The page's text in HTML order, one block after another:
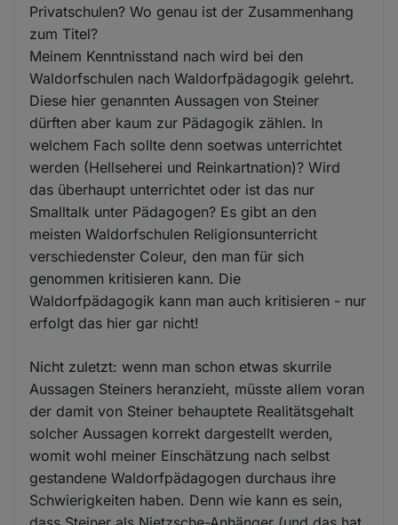
Privatschulen? Wo genau ist der Zusammenhang
zum Titel?
Meinem Kenntnisstand nach wird bei den
Waldorfschulen nach Waldorfpädagogik gelehrt.
Diese hier genannten Aussagen von Steiner
dürften aber kaum zur Pädagogik zählen. In
welchem Fach sollte denn soetwas unterrichtet
werden (Hellseherei und Reinkartnation)? Wird
das überhaupt unterrichtet oder ist das nur
Smalltalk unter Pädagogen? Es gibt an den
meisten Waldorfschulen Religionsunterricht
verschiedenster Coleur, den man für sich
genommen kritisieren kann. Die
Waldorfpädagogik kann man auch kritisieren - nur
erfolgt das hier gar nicht!
Nicht zuletzt: wenn man schon etwas skurrile
Aussagen Steiners heranzieht, müsste allem voran
der damit von Steiner behauptete Realitätsgehalt
solcher Aussagen korrekt dargestellt werden,
womit wohl meiner Einschätzung nach selbst
gestandene Waldorfpädagogen durchaus ihre
Schwierigkeiten haben. Denn wie kann es sein,